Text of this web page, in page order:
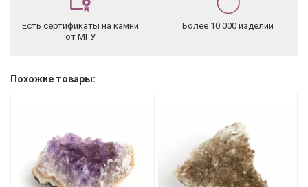
Есть сертификаты на камни
от МГУ
Более 10 000 изделий
Похожие товары: